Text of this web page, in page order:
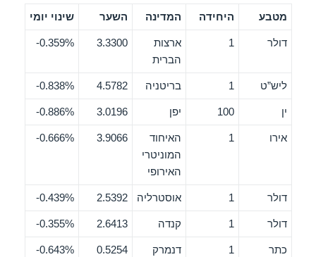
מטבע היחידה המדינה השער שינוי יומי
דולר 1
ארצות
הברית
3.3300
0.359%-
ליש”ט 1 בריטניה 4.5782
0.838%-
ין 100 יפן 3.0196
0.886%-
אירו 1
האיחוד
המוניטרי
האירופי
3.9066
0.666%-
דולר 1 אוסטרליה 2.5392
0.439%-
דולר 1 קנדה 2.6413
0.355%-
כתר 1 דנמרק 0.5254
0.643%-